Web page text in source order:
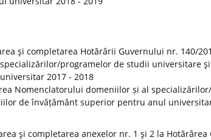
şi completarea Hotărârii Guvernului nr. 140/
programelor de studii universitare
2017 - 2018
Nomenclatorului domeniilor și al
de învățământ superior pentru anul
şi completarea anexelor nr. 1 şi 2 la